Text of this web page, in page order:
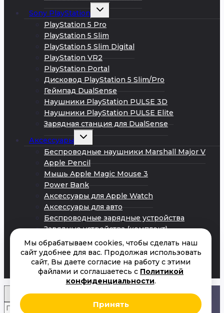
Мы обрабатываем cookies, чтобы сделать наш
сайт удобнее для вас. Продолжая использовать
сайт, Вы даете согласие на работу с этими
файлами и соглашаетесь с Политикой
конфиденциальности.
Принять
Sony PlayStation
Развернуть
меню
PlayStation 5 Pro
PlayStation 5 Slim
PlayStation 5 Slim Digital
PlayStation VR2
PlayStation Portal
Дисковод PlayStation 5 Slim/Pro
Геймпад DualSense
Наушники PlayStation PULSE 3D
Наушники PlayStation PULSE Elite
Зарядная станция для DualSense
Аксессуары
Развернуть
меню
Беспроводные наушники Marshall Major V
Apple Pencil
Мышь Apple Magic Mouse 3
Power Bank
Аксессуары для Apple Watch
Аксессуары для авто
Беспроводные зарядные устройства
Зарядные устройства (комплект)
Кабели Android
Кабели iPhone
Сетевые адаптеры питания
Акции
Искать: Поиск